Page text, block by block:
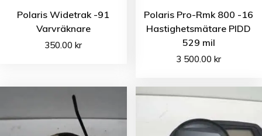
Polaris Widetrak -91
Varvräknare
350.00kr
Polaris Pro-Rmk 800 -16
Hastighetsmätare PIDD
529 mil
3 500.00kr